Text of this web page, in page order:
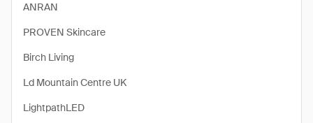
ANRAN
PROVEN Skincare
Birch Living
Ld Mountain Centre UK
LightpathLED